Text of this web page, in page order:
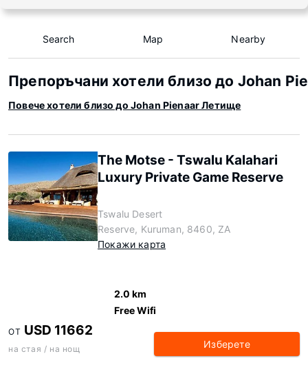
Search Map Nearby
Препоръчани хотели близо до Johan
Повече хотели близо до Johan Pienaar Летище
The Motse - Tswalu Kalahari
Luxury Private Game Reserve
Tswalu Desert
Reserve, Kuruman, 8460, ZA
Покажи карта
2.0 km
Free Wifi
ОТ USD 11662
на стая / на нощ Изберете